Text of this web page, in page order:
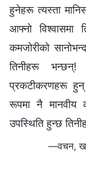
हुनेहरू त्यस्ता
आफ्नो
कमजोरीको
तिनीहरू भन्छन्!
प्रकटीकरणहरू
रूपमा नै मानवीय
उपस्थिति हुन्छ
—वचन,